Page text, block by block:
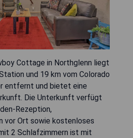
Cottage in Northglenn liegt
und 19 km vom Colorado
entfernt und bietet eine
Die Unterkunft verfügt
Rezeption,
vor Ort sowie kostenloses
2 Schlafzimmern ist mit